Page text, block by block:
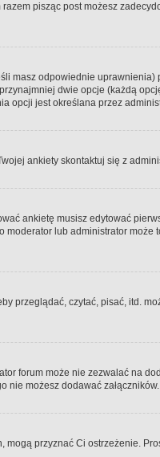
pisząc post możesz
masz odpowiednie
dwie opcje (każdą
opcji jest określana przez
ankiety skontaktuj się z
ankietę musisz edytować
lub administrator
przeglądać, czytać, pisać, itd.
forum może nie zezwalać na
nie możesz dodawać załączników.
przyznać Ci ostrzeżenie.